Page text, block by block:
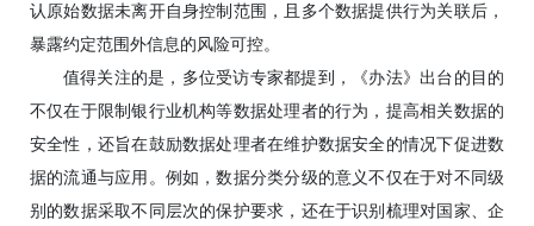
认原始数据未离开自身控制范围，且多个数据提供行为关联后，
暴露约定范围外信息的风险可控。
值得关注的是，多位受访专家都提到，《办法》出台的目的
不仅在于限制银行业机构等数据处理者的行为，提高相关数据的
安全性，还旨在鼓励数据处理者在维护数据安全的情况下促进数
据的流通与应用。例如，数据分类分级的意义不仅在于对不同级
别的数据采取不同层次的保护要求，还在于识别梳理对国家、企